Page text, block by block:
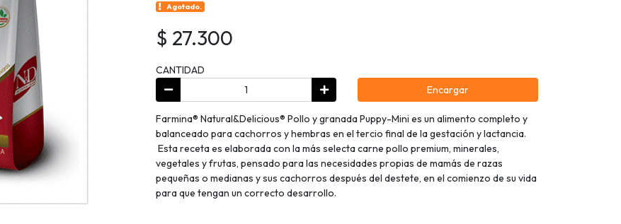
Agotado.
$ 27.300
CANTIDAD
Encargar
Farmina® Natural&Delicious® Pollo y granada Puppy-Mini es un alimento completo y
balanceado para cachorros y hembras en el tercio final de la gestación y lactancia.
Esta receta es elaborada con la más selecta carne pollo premium, minerales,
vegetales y frutas, pensado para las necesidades propias de mamás de razas
pequeñas o medianas y sus cachorros después del destete, en el comienzo de su vida
para que tengan un correcto desarrollo.